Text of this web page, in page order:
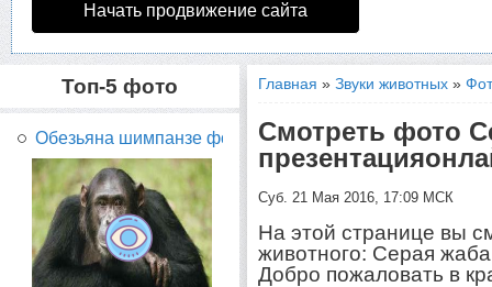
Начать продвижение сайта
Топ-5 фото
Обезьяна шимпанзе фото...
Главная »Звуки животных »
Смотреть фото
Суб. 21 Мая 2016, 17:09 МСК
На этой странице вы
животного: Серая
Добро пожаловать в